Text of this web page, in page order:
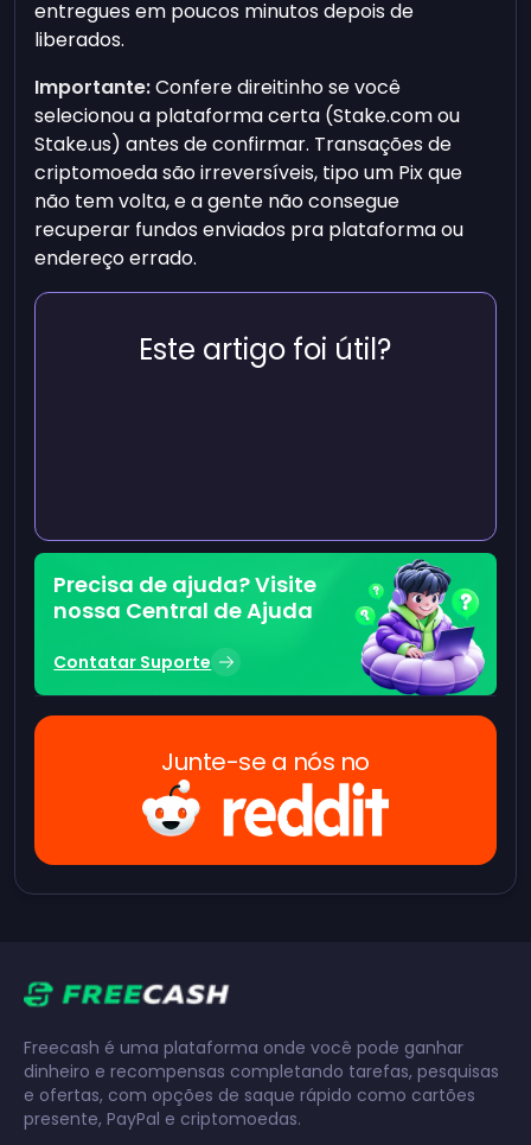
entregues em poucos minutos depois de
liberados.
Importante:Confere direitinho se você
selecionou a plataforma certa (Stake.com ou
Stake.us) antes de confirmar. Transações de
criptomoeda são irreversíveis, tipo um Pix que
não tem volta, e a gente não consegue
recuperar fundos enviados pra plataforma ou
endereço errado.
Este artigo foi útil?
Precisa de ajuda? Visite
nossa Central de Ajuda
Contatar Suporte
Junte-se a nós no
Freecash é uma plataforma onde você pode ganhar
dinheiro e recompensas completando tarefas, pesquisas
e ofertas, com opções de saque rápido como cartões
presente, PayPal e criptomoedas.